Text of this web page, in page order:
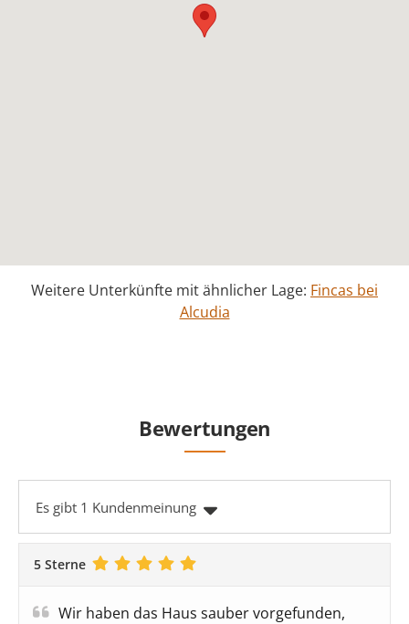
Weitere Unterkünfte mit ähnlicher Lage: Fincas bei
Alcudia
Bewertungen
Es gibt 1 Kundenmeinung
5 Sterne
Wir haben das Haus sauber vorgefunden,